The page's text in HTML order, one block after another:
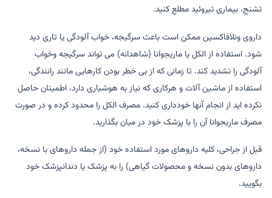
تشنج، بیماری تیروئید مطلع کنید.
داروی ونلافاکسین ممکن است باعث سرگیجه، خواب آلودگی یا تاری دید
شود. استفاده از الکل یا ماریجوانا (شاهدانه) می تواند سرگیجه وخواب
آلودگی را تشدید کند. تا زمانی که از بی خطر بودن کارهایی مانند رانندگی،
استفاده از ماشین آلات و هرکاری که نیاز به هوشیاری دارد، اطمینان حاصل
نکرده اید از انجام آنها خودداری کنید. مصرف الکل را محدود کرده و در صورت
مصرف ماریجوانا آن را با پزشک خود در میان بگذارید.
قبل از جراحی، کلیه داروهای مورد استفاده خود (از جمله داروهای با نسخه،
داروهای بدون نسخه و محصولات گیاهی) را به پزشک یا دندانپزشک خود
بگویید.